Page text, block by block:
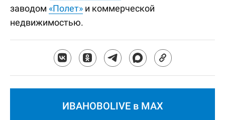
заводом «Полет» и коммерческой
недвижимостью.
ИВАНОВОLIVE в MAX